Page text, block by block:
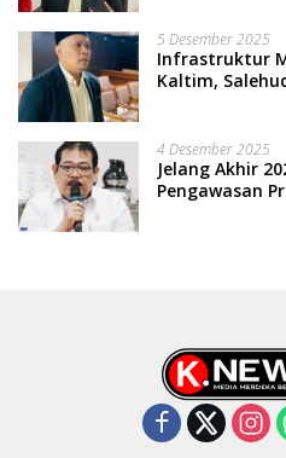
5 Desember 2025
Infrastruktur
Kaltim,
4 Desember 2025
Jelang Akhir
Pengawasan